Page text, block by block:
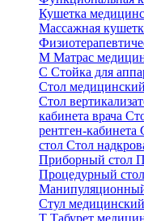
Кушетка
Массажная
М Матрас
С Стойка для
Стол медицинский
Стол
кабинета врача
рентген-кабинета
стол Стол
Приборный стол
Процедурный стол
Стул медицинский
Т Табурет